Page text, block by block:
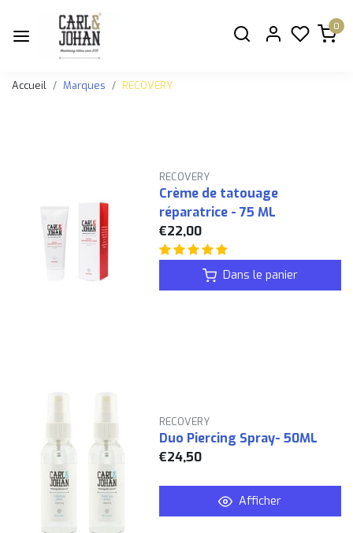
0
Accueil Marques RECOVERY
RECOVERY
Crème de tatouage
réparatrice - 75 ML
€22,00
Dans le panier
RECOVERY
Duo Piercing Spray- 50ML
€24,50
Afficher